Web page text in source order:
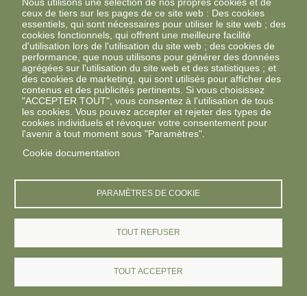
ceux de tiers sur les pages de ce site web : Des cookies
essentiels, qui sont nécessaires pour utiliser le site web ; des
cookies fonctionnels, qui offrent une meilleure facilité
d'utilisation lors de l'utilisation du site web ; des cookies de
performance, que nous utilisons pour générer des données
agrégées sur l'utilisation du site web et des statistiques ; et
des cookies de marketing, qui sont utilisés pour afficher des
contenus et des publicités pertinents. Si vous choisissez
"ACCEPTER TOUT", vous consentez à l'utilisation de tous
les cookies. Vous pouvez accepter et rejeter des types de
cookies individuels et révoquer votre consentement pour
l'avenir à tout moment sous "Paramètres".
Cookie documentation
PARAMÈTRES DE COOKIE
TOUT REFUSER
TOUT ACCEPTER